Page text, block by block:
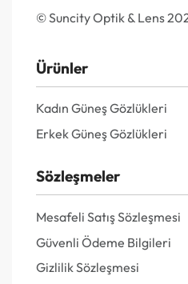
© Suncity Optik & Lens
Ürünler
Kadın Güneş Gözlükleri
Erkek Güneş Gözlükleri
Sözleşmeler
Mesafeli Satış Sözleşmesi
Güvenli Ödeme Bilgileri
Gizlilik Sözleşmesi